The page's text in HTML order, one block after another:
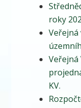
roky
Veřejná
Veřejná
KV.